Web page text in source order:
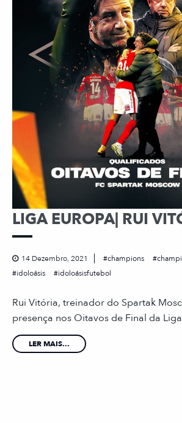
LIGA EUROPA| RUI
14 Dezembro, 2021 champions
idoloásis
idoloásisfutebol
Rui Vitória, treinador do Spartak
presença nos Oitavos de Final da
LER MAIS...